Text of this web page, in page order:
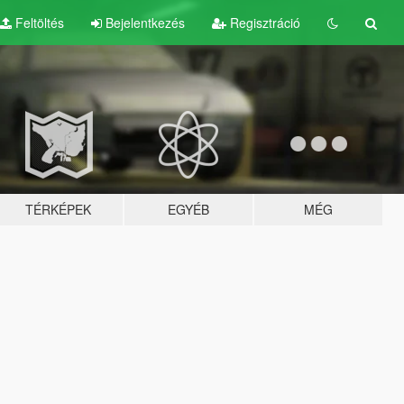
Feltöltés Bejelentkezés Regisztráció
TÉRKÉPEK EGYÉB MÉG